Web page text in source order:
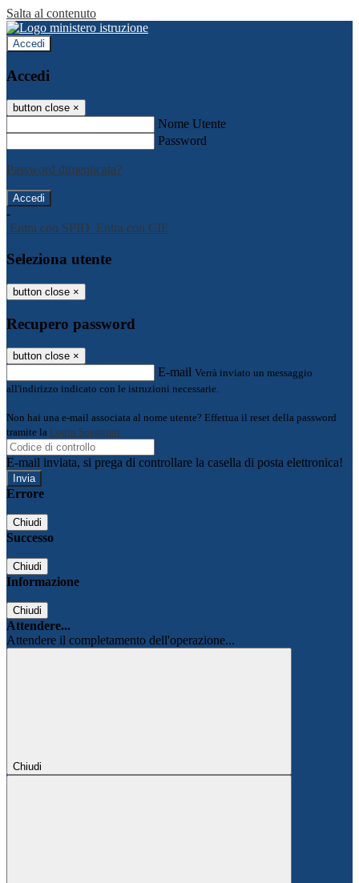
Salta al contenuto
Accedi
Accedi
button close ×
Nome Utente
Password
Password dimenticata?
-
Entra con SPID Entra con CIE
Seleziona utente
button close ×
Recupero password
button close ×
E-mail Verrà inviato un messaggio
all'indirizzo indicato con le istruzioni necessarie.
Non hai una e-mail associata al nome utente? Effettua il reset della password
tramite la Login Spaggiari
E-mail inviata, si prega di controllare la casella di posta elettronica!
Errore
Chiudi
Successo
Chiudi
Informazione
Chiudi
Attendere...
Attendere il completamento dell'operazione...
Chiudi